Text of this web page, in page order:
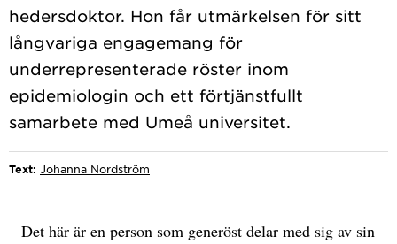
hedersdoktor. Hon får utmärkelsen för sitt
långvariga engagemang för
underrepresenterade röster inom
epidemiologin och ett förtjänstfullt
Text: Johanna Nordström
– Det här är en person som generöst delar med sig av sin